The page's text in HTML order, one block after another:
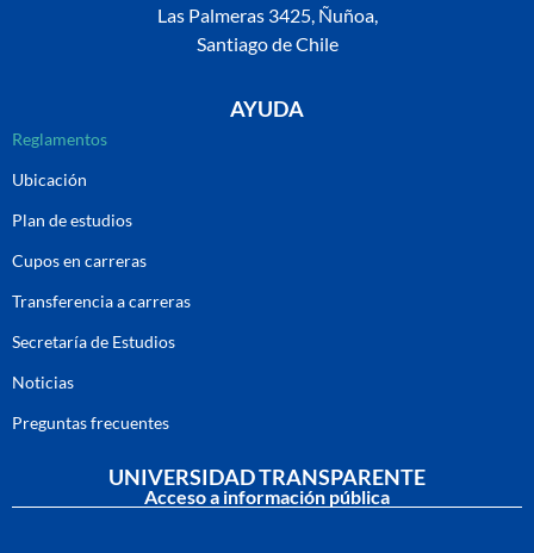
Las Palmeras 3425, Ñuñoa,
Santiago de Chile
AYUDA
Reglamentos
Ubicación
Plan de estudios
Cupos en carreras
Transferencia a carreras
Secretaría de Estudios
Noticias
Preguntas frecuentes
UNIVERSIDAD TRANSPARENTE
Acceso a información pública